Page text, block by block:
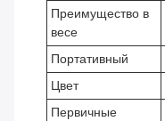
Преимущество в
весе
Портативный
Цвет
Первичные